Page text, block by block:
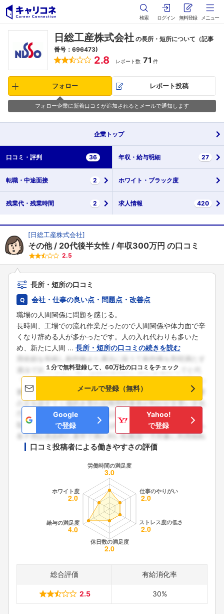
検索 ログイン 無料登録 メニュー
日総工産株式会社 の長所・短所について（記事
番号：696473)
2.8 レポート数 71 件
フォロー レポート投稿
フォロー企業に新着口コミが追加されるとメールで通知します
企業 トップ
口コミ・ 評判 36 年収・ 給与明細 27
転職・ 中途面接 2 ホワイト・ ブラック度
残業代・ 残業時間 2 求人情報 420
[日総工産株式会社]
その他 20代後半女性 年収300万円 の口コミ
2.5
長所・短所の口コミ
会社・仕事の良い点・問題点・改善点
職場の人間関係に問題を感じる。
長時間、工場での流れ作業だったので人間関係や体力面で辛
くなり辞める人が多かったです。人の入れ代わりも多いた
め、新たに人間 ... 長所・短所の口コミの続きを読む
１分で無料登録して、60万社の口コミをチェック
メールで登録（無料）
Google
で登録
Yahoo!
で登録
口コミ投稿者による働きやすさの評価
総合評価 有給消化率
2.5 30%